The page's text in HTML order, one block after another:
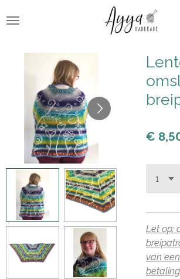
direct
hoofdinhoud
€
Let op:
van